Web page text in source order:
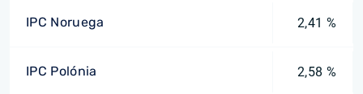
IPC Noruega 2,41 %
IPC Polónia 2,58 %